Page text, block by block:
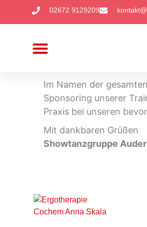
02672 9129209
Im Namen der
Sponsoring unserer
Praxis bei unseren
Mit dankbaren Grüßen
Showtanzgruppe